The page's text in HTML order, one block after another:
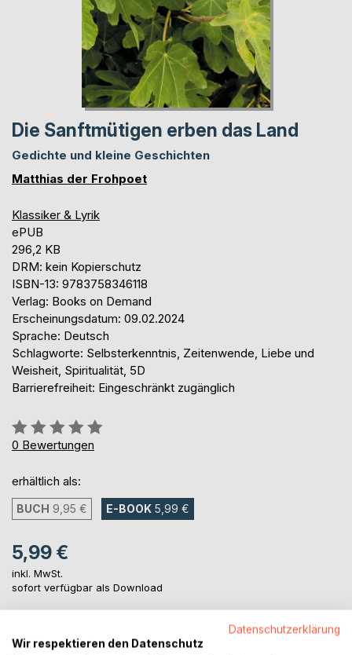
Die Sanftmütigen erben das Land
Gedichte und kleine Geschichten
Matthias der Frohpoet
Klassiker & Lyrik
ePUB
296,2 KB
DRM: kein Kopierschutz
ISBN-13: 9783758346118
Verlag: Books on Demand
Erscheinungsdatum: 09.02.2024
Sprache: Deutsch
Schlagworte: Selbsterkenntnis, Zeitenwende, Liebe und
Weisheit, Spiritualität, 5D
Barrierefreiheit: Eingeschränkt zugänglich
Bewertung::
0%
0 Bewertungen
erhältlich als:
BUCH 9,95 € E-BOOK 5,99 €
5,99 €
inkl. MwSt.
sofort verfügbar als Download
IN DEN WARENKORB
Datenschutzerklärung
Wir respektieren den Datenschutz